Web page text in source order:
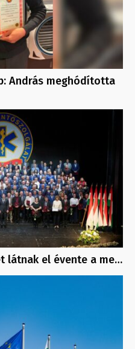
András meghódította
látnak el évente a me…